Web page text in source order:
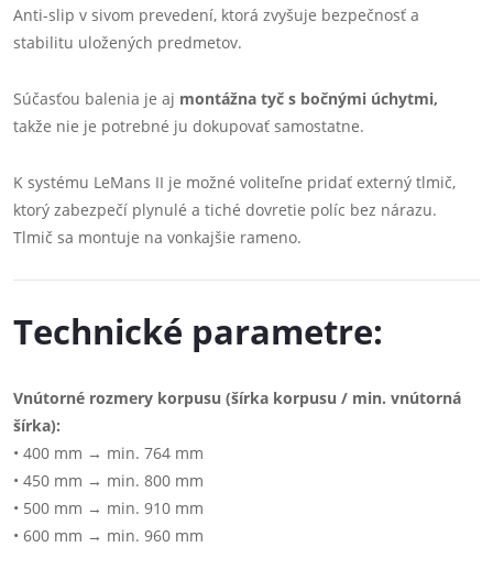
Anti-slip v sivom prevedení, ktorá zvyšuje bezpečnosť a
stabilitu uložených predmetov.
Súčasťou balenia je aj montážna tyč s bočnými úchytmi,
takže nie je potrebné ju dokupovať samostatne.
K systému LeMans II je možné voliteľne pridať externý tlmič,
ktorý zabezpečí plynulé a tiché dovretie políc bez nárazu.
Tlmič sa montuje na vonkajšie rameno.
Technické parametre:
Vnútorné rozmery korpusu (šírka korpusu / min. vnútorná
šírka):
• 400 mm → min. 764 mm
• 450 mm → min. 800 mm
• 500 mm → min. 910 mm
• 600 mm → min. 960 mm